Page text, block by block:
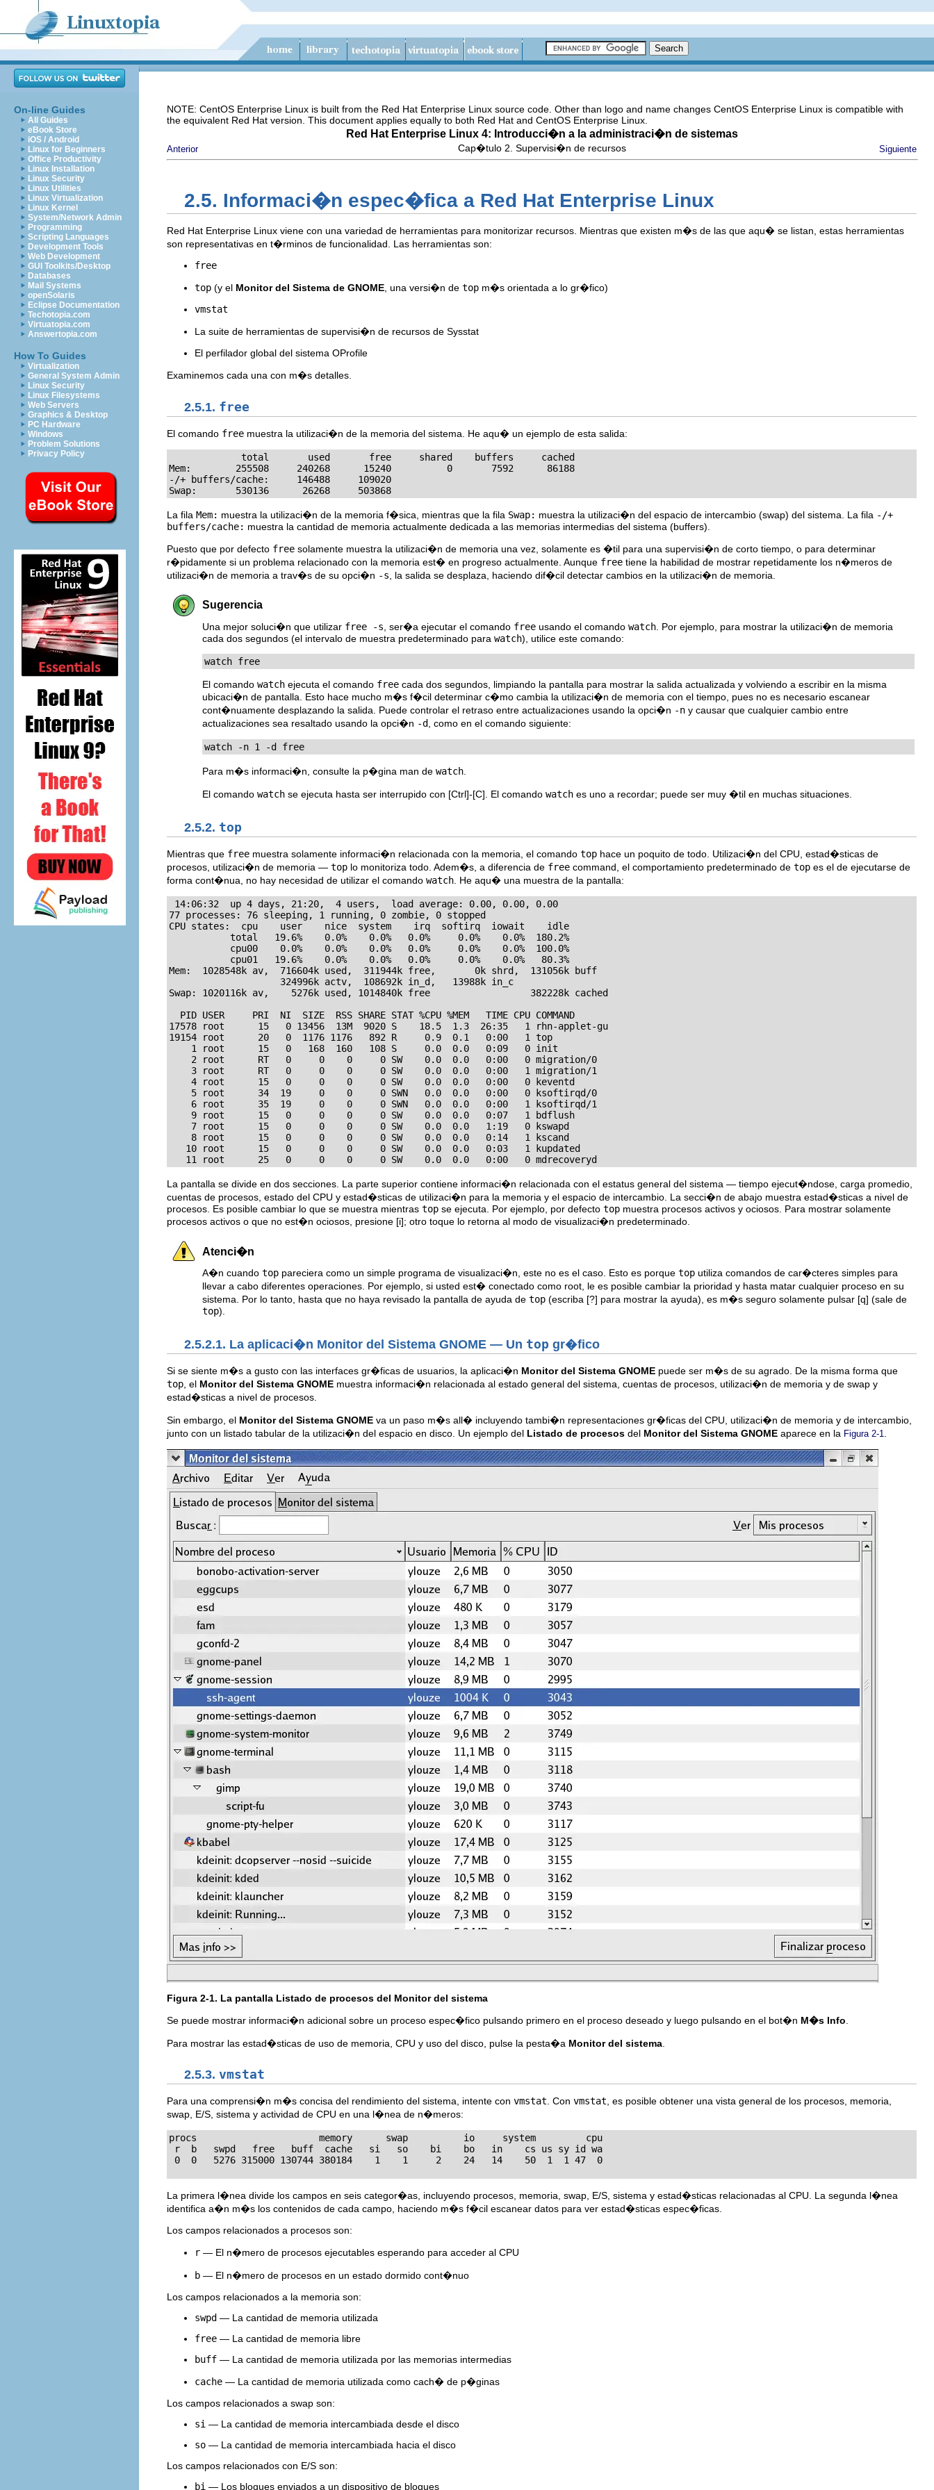
On-line Guides
All Guides
eBook Store
iOS / Android
Linux for Beginners
Office Productivity
Linux Installation
Linux Security
Linux Utilities
Linux Virtualization
Linux Kernel
System/Network Admin
Programming
Scripting Languages
Development Tools
Web Development
GUI Toolkits/Desktop
Databases
Mail Systems
openSolaris
Eclipse Documentation
Techotopia.com
Virtuatopia.com
Answertopia.com
How To Guides
Virtualization
General System Admin
Linux Security
Linux Filesystems
Web Servers
Graphics & Desktop
PC Hardware
Windows
Problem Solutions
Privacy Policy
NOTE: CentOS Enterprise Linux is built from the Red Hat Enterprise Linux source code. Other than logo and name changes CentOS Enterprise Linux is compatible with
the equivalent Red Hat version. This document applies equally to both Red Hat and CentOS Enterprise Linux.
Red Hat Enterprise Linux 4: Introducci�n a la administraci�n de sistemas
Anterior Cap�tulo 2. Supervisi�n de recursos Siguiente
2.5. Informaci�n espec�fica a Red Hat Enterprise Linux
Red Hat Enterprise Linux viene con una variedad de herramientas para monitorizar recursos. Mientras que existen m�s de las que aqu� se listan, estas herramientas
son representativas en t�rminos de funcionalidad. Las herramientas son:
free
top (y el Monitor del Sistema de GNOME , una versi�n de top m�s orientada a lo gr�fico)
vmstat
La suite de herramientas de supervisi�n de recursos de Sysstat
El perfilador global del sistema OProfile
Examinemos cada una con m�s detalles.
2.5.1. free
El comando free muestra la utilizaci�n de la memoria del sistema. He aqu� un ejemplo de esta salida:
             total       used       free     shared    buffers     cached
Mem:        255508     240268      15240          0       7592      86188
-/+ buffers/cache:     146488     109020
Swap:       530136      26268     503868
La fila Mem: muestra la utilizaci�n de la memoria f�sica, mientras que la fila Swap: muestra la utilizaci�n del espacio de intercambio (swap) del sistema. La fila -/+
buffers/cache: muestra la cantidad de memoria actualmente dedicada a las memorias intermedias del sistema (buffers).
Puesto que por defecto free solamente muestra la utilizaci�n de memoria una vez, solamente es �til para una supervisi�n de corto tiempo, o para determinar
r�pidamente si un problema relacionado con la memoria est� en progreso actualmente. Aunque free tiene la habilidad de mostrar repetidamente los n�meros de
utilizaci�n de memoria a trav�s de su opci�n -s , la salida se desplaza, haciendo dif�cil detectar cambios en la utilizaci�n de memoria.
Sugerencia
Una mejor soluci�n que utilizar free -s , ser�a ejecutar el comando free usando el comando watch . Por ejemplo, para mostrar la utilizaci�n de memoria
cada dos segundos (el intervalo de muestra predeterminado para watch), utilice este comando:
watch free
El comando watch ejecuta el comando free cada dos segundos, limpiando la pantalla para mostrar la salida actualizada y volviendo a escribir en la misma
ubicaci�n de pantalla. Esto hace mucho m�s f�cil determinar c�mo cambia la utilizaci�n de memoria con el tiempo, pues no es necesario escanear
cont�nuamente desplazando la salida. Puede controlar el retraso entre actualizaciones usando la opci�n -n y causar que cualquier cambio entre
actualizaciones sea resaltado usando la opci�n -d , como en el comando siguiente:
watch -n 1 -d free
Para m�s informaci�n, consulte la p�gina man de watch
El comando watch se ejecuta hasta ser interrupido con [Ctrl]-[C] . El comando watch es uno a recordar; puede ser muy �til en muchas situaciones.
2.5.2. top
Mientras que free muestra solamente informaci�n relacionada con la memoria, el comando top hace un poquito de todo. Utilizaci�n del CPU, estad�sticas de
procesos, utilizaci�n de memoria — top lo monitoriza todo. Adem�s, a diferencia de free command, el comportamiento predeterminado de top es el de ejecutarse de
forma cont�nua, no hay necesidad de utilizar el comando watch . He aqu� una muestra de la pantalla:
14:06:32  up 4 days, 21:20,  4 users,  load average: 0.00, 0.00, 0.00
77 processes: 76 sleeping, 1 running, 0 zombie, 0 stopped
CPU states:  cpu    user    nice  system    irq  softirq  iowait    idle
           total   19.6%    0.0%    0.0%   0.0%     0.0%    0.0%  180.2%
           cpu00    0.0%    0.0%    0.0%   0.0%     0.0%    0.0%  100.0%
           cpu01   19.6%    0.0%    0.0%   0.0%     0.0%    0.0%   80.3%
Mem:  1028548k av,  716604k used,  311944k free,       0k shrd,  131056k buff
                    324996k actv,  108692k in_d,   13988k in_c
Swap: 1020116k av,    5276k used, 1014840k free                  382228k cached
  PID USER     PRI  NI  SIZE  RSS SHARE STAT %CPU %MEM   TIME CPU COMMAND
17578 root      15   0 13456  13M  9020 S    18.5  1.3  26:35   1 rhn-applet-gu
19154 root      20   0  1176 1176   892 R     0.9  0.1   0:00   1 top
    1 root      15   0   168  160   108 S     0.0  0.0   0:09   0 init
    2 root      RT   0     0    0     0 SW    0.0  0.0   0:00   0 migration/0
    3 root      RT   0     0    0     0 SW    0.0  0.0   0:00   1 migration/1
    4 root      15   0     0    0     0 SW    0.0  0.0   0:00   0 keventd
    5 root      34  19     0    0     0 SWN   0.0  0.0   0:00   0 ksoftirqd/0
    6 root      35  19     0    0     0 SWN   0.0  0.0   0:00   1 ksoftirqd/1
    9 root      15   0     0    0     0 SW    0.0  0.0   0:07   1 bdflush
    7 root      15   0     0    0     0 SW    0.0  0.0   1:19   0 kswapd
    8 root      15   0     0    0     0 SW    0.0  0.0   0:14   1 kscand
   10 root      15   0     0    0     0 SW    0.0  0.0   0:03   1 kupdated
   11 root      25   0     0    0     0 SW    0.0  0.0   0:00   0 mdrecoveryd
La pantalla se divide en dos secciones. La parte superior contiene informaci�n relacionada con el estatus general del sistema — tiempo ejecut�ndose, carga promedio,
cuentas de procesos, estado del CPU y estad�sticas de utilizaci�n para la memoria y el espacio de intercambio. La secci�n de abajo muestra estad�sticas a nivel de
procesos. Es posible cambiar lo que se muestra mientras top se ejecuta. Por ejemplo, por defecto top muestra procesos activos y ociosos. Para mostrar solamente
procesos activos o que no est�n ociosos, presione [i]; otro toque lo retorna al modo de visualizaci�n predeterminado.
Atenci�n
A�n cuando top pareciera como un simple programa de visualizaci�n, este no es el caso. Esto es porque top utiliza comandos de car�cteres simples para
llevar a cabo diferentes operaciones. Por ejemplo, si usted est� conectado como root, le es posible cambiar la prioridad y hasta matar cualquier proceso en su
sistema. Por lo tanto, hasta que no haya revisado la pantalla de ayuda de top (escriba [?] para mostrar la ayuda), es m�s seguro solamente pulsar [q] (sale de
top).
2.5.2.1. La aplicaci�n Monitor del Sistema GNOME — Un top gr�fico
Si se siente m�s a gusto con las interfaces gr�ficas de usuarios, la aplicaci�n Monitor del Sistema GNOME puede ser m�s de su agrado. De la misma forma que
top , el Monitor del Sistema GNOME muestra informaci�n relacionada al estado general del sistema, cuentas de procesos, utilizaci�n de memoria y de swap y
estad�sticas a nivel de procesos.
Sin embargo, el Monitor del Sistema GNOME va un paso m�s all� incluyendo tambi�n representaciones gr�ficas del CPU, utilizaci�n de memoria y de intercambio,
junto con un listado tabular de la utilizaci�n del espacio en disco. Un ejemplo del Listado de procesos del Monitor del Sistema GNOME aparece en la Figura 2-1
Figura 2-1. La pantalla Listado de procesos del Monitor del sistema
Se puede mostrar informaci�n adicional sobre un proceso espec�fico pulsando primero en el proceso deseado y luego pulsando en el bot�n M�s Info
Para mostrar las estad�sticas de uso de memoria, CPU y uso del disco, pulse la pesta�a Monitor del sistema
2.5.3. vmstat
Para una comprensi�n m�s concisa del rendimiento del sistema, intente con vmstat . Con vmstat , es posible obtener una vista general de los procesos, memoria,
swap, E/S, sistema y actividad de CPU en una l�nea de n�meros:
procs                      memory      swap          io     system         cpu
r  b   swpd   free   buff  cache   si   so    bi    bo   in    cs us sy id wa
0  0   5276 315000 130744 380184    1    1     2    24   14    50  1  1 47  0
La primera l�nea divide los campos en seis categor�as, incluyendo procesos, memoria, swap, E/S, sistema y estad�sticas relacionadas al CPU. La segunda l�nea
identifica a�n m�s los contenidos de cada campo, haciendo m�s f�cil escanear datos para ver estad�sticas espec�ficas.
Los campos relacionados a procesos son:
r — El n�mero de procesos ejecutables esperando para acceder al CPU
b — El n�mero de procesos en un estado dormido cont�nuo
Los campos relacionados a la memoria son:
swpd — La cantidad de memoria utilizada
free — La cantidad de memoria libre
buff — La cantidad de memoria utilizada por las memorias intermedias
cache — La cantidad de memoria utilizada como cach� de p�ginas
Los campos relacionados a swap son:
si — La cantidad de memoria intercambiada desde el disco
so — La cantidad de memoria intercambiada hacia el disco
Los campos relacionados con E/S son:
bi — Los bloques enviados a un dispositivo de bloques